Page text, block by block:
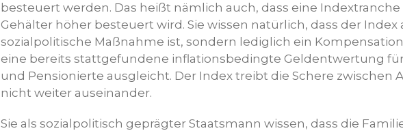
besteuert werden. Das heißt nämlich auch, dass eine
Gehälter höher besteuert wird. Sie wissen natürlich, dass der Index
sozialpolitische Maßnahme ist, sondern lediglich ein
eine bereits stattgefundene inflationsbedingte Geldentwertung
und Pensionierte ausgleicht. Der Index treibt die Schere zwischen
nicht weiter auseinander.
Sie als sozialpolitisch geprägter Staatsmann wissen, dass die